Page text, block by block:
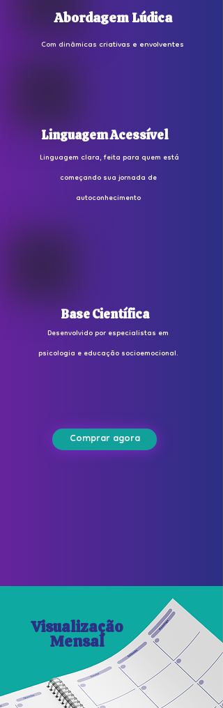
Abordagem Lúdica
Com dinâmicas criativas e envolventes
Linguagem Acessível
Linguagem clara, feita para quem está
começando sua jornada de
autoconhecimento
Base Científica
Desenvolvido por especialistas em
psicologia e educação socioemocional.
Comprar agora
Visualização
Mensal